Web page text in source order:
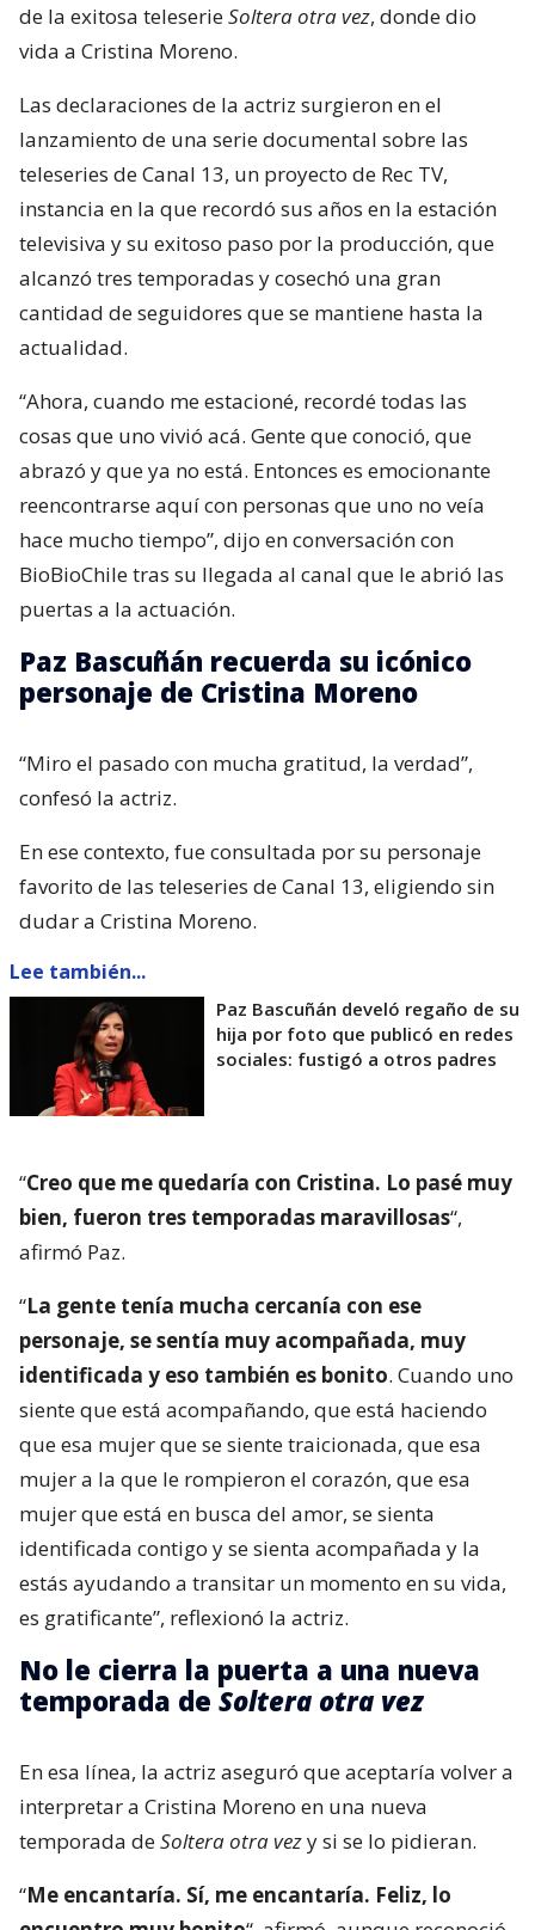
de la exitosa teleserieSoltera otra vez, donde dio
vida a Cristina Moreno.
Las declaraciones de la actriz surgieron en el
lanzamiento de una serie documental sobre las
teleseries de Canal 13, un proyecto de Rec TV,
instancia en la que recordó sus años en la estación
televisiva y su exitoso paso por la producción, que
alcanzó tres temporadas y cosechó una gran
cantidad de seguidores que se mantiene hasta la
actualidad.
“Ahora, cuando me estacioné, recordé todas las
cosas que uno vivió acá. Gente que conoció, que
abrazó y que ya no está. Entonces es emocionante
reencontrarse aquí con personas que uno no veía
hace mucho tiempo”, dijo en conversación con
BioBioChile tras su llegada al canal que le abrió las
puertas a la actuación.
Paz Bascuñán recuerda su icónico
personaje de Cristina Moreno
“Miro el pasado con mucha gratitud, la verdad”,
confesó la actriz.
En ese contexto, fue consultada por su personaje
favorito de las teleseries de Canal 13, eligiendo sin
dudar a Cristina Moreno.
Lee también...
Paz Bascuñán develó regaño de su
hija por foto que publicó en redes
sociales: fustigó a otros padres
“Creo que me quedaría con Cristina. Lo pasé muy
bien, fueron tres temporadas maravillosas“,
afirmó Paz.
“La gente tenía mucha cercanía con ese
personaje, se sentía muy acompañada, muy
identificada y eso también es bonito. Cuando uno
siente que está acompañando, que está haciendo
que esa mujer que se siente traicionada, que esa
mujer a la que le rompieron el corazón, que esa
mujer que está en busca del amor, se sienta
identificada contigo y se sienta acompañada y la
estás ayudando a transitar un momento en su vida,
es gratificante”, reflexionó la actriz.
No le cierra la puerta a una nueva
temporada de Soltera otra vez
En esa línea, la actriz aseguró que aceptaría volver a
interpretar a Cristina Moreno en una nueva
temporada deSoltera otra vezy si se lo pidieran.
“Me encantaría. Sí, me encantaría. Feliz, lo